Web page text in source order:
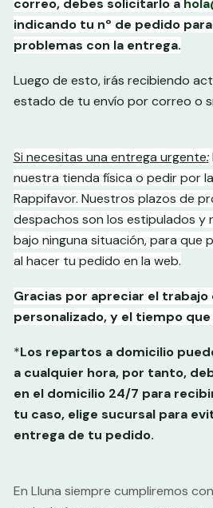
correo, debes solicitarlo a
indicando tu nº de pedido
problemas con la entrega.
Luego de esto, irás recibiendo
estado de tu envío por correo o
Si necesitas una entrega urgente:
nuestra tienda física o pedir por
Rappifavor. Nuestros plazos de
despachos son los estipulados y
bajo ninguna situación, para que
al hacer tu pedido en la web.
Gracias por apreciar el
personalizado, y el tiempo
*Los repartos a domicilio
a cualquier hora, por tanto,
en el domicilio 24/7 para
tu caso, elige sucursal para
entrega de tu pedido.
En Lluna siempre cumpliremos